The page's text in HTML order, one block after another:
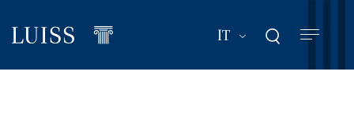
contenuto
IT Mostra ulteriori